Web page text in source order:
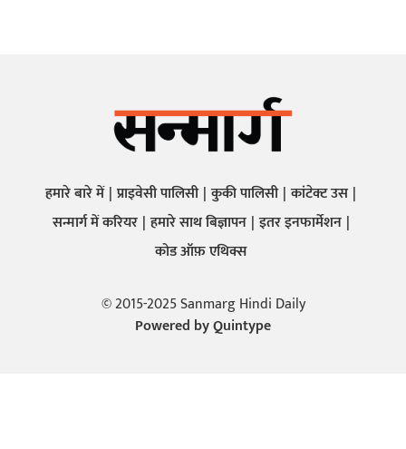
हमारे बारे में प्राइवेसी पालिसी कुकी पालिसी कांटेक्ट उस
सन्मार्ग में करियर हमारे साथ बिज्ञापन इतर इनफार्मेशन
कोड ऑफ़ एथिक्स
© 2015-2025 Sanmarg Hindi Daily
Powered byQuintype